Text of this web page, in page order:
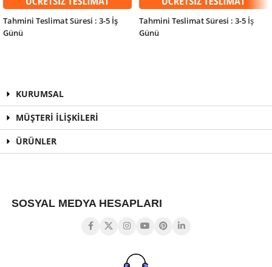
Tahmini Teslimat Süresi : 3-5 İş
Günü
Tahmini Teslimat Süresi : 3-5 İş
Günü
KURUMSAL
MÜŞTERİ İLİŞKİLERİ
ÜRÜNLER
SOSYAL MEDYA HESAPLARI